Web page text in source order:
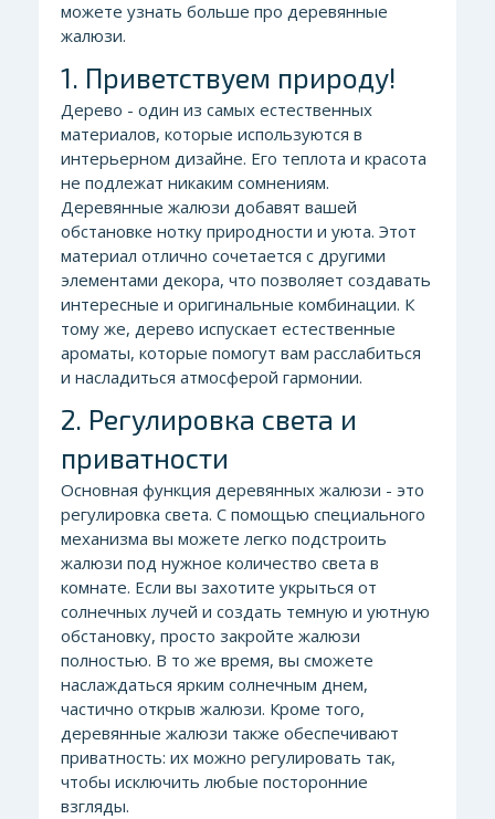
можете узнать больше про деревянные
жалюзи.
1. Приветствуем природу!
Дерево - один из самых естественных
материалов, которые используются в
интерьерном дизайне. Его теплота и красота
не подлежат никаким сомнениям.
Деревянные жалюзи добавят вашей
обстановке нотку природности и уюта. Этот
материал отлично сочетается с другими
элементами декора, что позволяет создавать
интересные и оригинальные комбинации. К
тому же, дерево испускает естественные
ароматы, которые помогут вам расслабиться
и насладиться атмосферой гармонии.
2. Регулировка света и
приватности
Основная функция деревянных жалюзи - это
регулировка света. С помощью специального
механизма вы можете легко подстроить
жалюзи под нужное количество света в
комнате. Если вы захотите укрыться от
солнечных лучей и создать темную и уютную
обстановку, просто закройте жалюзи
полностью. В то же время, вы сможете
наслаждаться ярким солнечным днем,
частично открыв жалюзи. Кроме того,
деревянные жалюзи также обеспечивают
приватность: их можно регулировать так,
чтобы исключить любые посторонние
взгляды.